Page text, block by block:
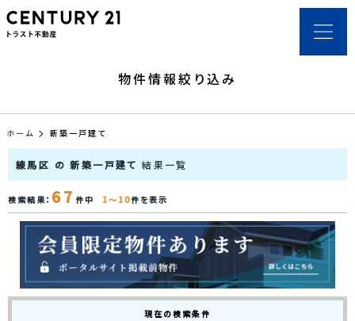
物件情報絞り込み
ホーム 新築一戸建て
練馬区 の 新築一戸建て結果一覧
検索結果： 67 件中 1～10件を表示
現在の検索条件